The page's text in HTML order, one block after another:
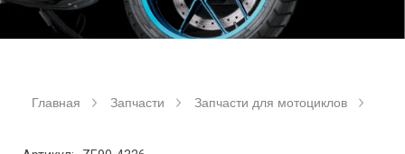
Главная Запчасти Запчасти для мотоциклов